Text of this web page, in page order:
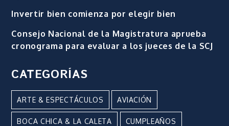
Invertir bien comienza por elegir bien
Consejo Nacional de la Magistratura aprueba
cronograma para evaluar a los jueces de la SCJ
CATEGORÍAS
ARTE & ESPECTÁCULOS AVIACIÓN
BOCA CHICA & LA CALETA CUMPLEAÑOS